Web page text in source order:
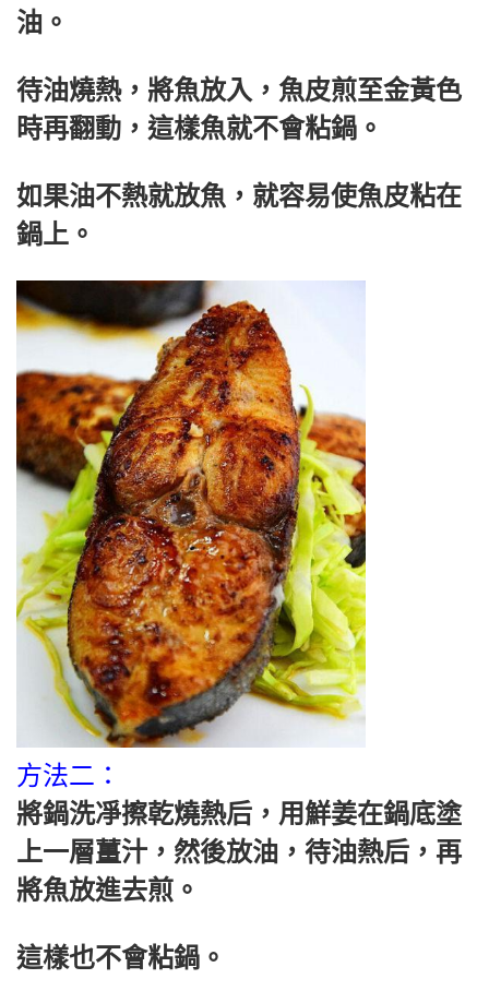
油。
待油燒熱，將魚放入，魚皮煎至金黃色
時再翻動，這樣魚就不會粘鍋。
如果油不熱就放魚，就容易使魚皮粘在
鍋上。
方法二：
將鍋洗凈擦乾燒熱后，用鮮姜在鍋底塗
上一層薑汁，然後放油，待油熱后，再
將魚放進去煎。
這樣也不會粘鍋。